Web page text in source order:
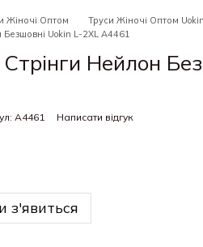
Жіночі Оптом
Труси Жіночі Оптом Uokin
Uokin L-2XL A4461
Нейлон
A4461 Написати відгук
з'явиться